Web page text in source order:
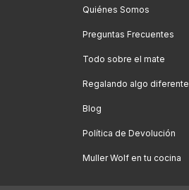
Quiénes Somos
Preguntas Frecuentes
Todo sobre el mate
Regalando algo diferente
Blog
Política de Devolución
Muller Wolf en tu cocina